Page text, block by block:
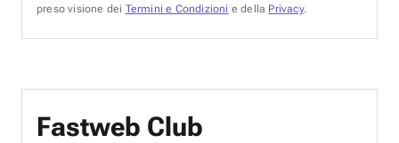
preso visione dei Termini e Condizioni e della Privacy.
Fastweb Club